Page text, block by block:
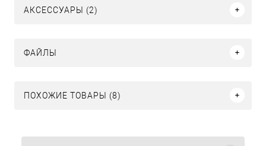
АКСЕССУАРЫ (2)
ФАЙЛЫ
ПОХОЖИЕ ТОВАРЫ (8)